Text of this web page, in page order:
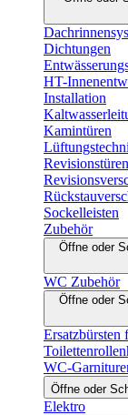
Dichtungen
HT-
Installation
Kamintüren
Revisionstüren
Sockelleisten
Zubehör
Öffne oder
WC Zubehör
Öffne oder
Ersatzbürsten
WC-
Öffne oder
Elektro